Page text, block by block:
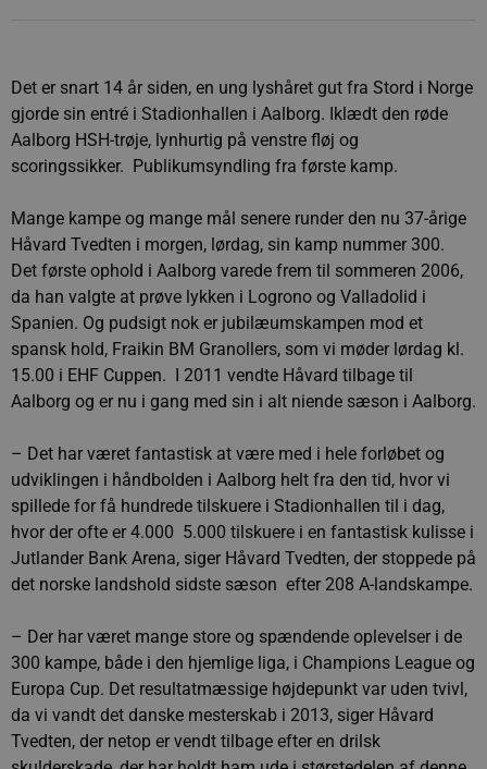
Det er snart 14 år siden, en ung lyshåret gut fra Stord i Norge
gjorde sin entré i Stadionhallen i Aalborg. Iklædt den røde
Aalborg HSH-trøje, lynhurtig på venstre fløj og
scoringssikker. Publikumsyndling fra første kamp.
Mange kampe og mange mål senere runder den nu 37-årige
Håvard Tvedten i morgen, lørdag, sin kamp nummer 300.
Det første ophold i Aalborg varede frem til sommeren 2006,
da han valgte at prøve lykken i Logrono og Valladolid i
Spanien. Og pudsigt nok er jubilæumskampen mod et
spansk hold, Fraikin BM Granollers, som vi møder lørdag kl.
15.00 i EHF Cuppen. I 2011 vendte Håvard tilbage til
Aalborg og er nu i gang med sin i alt niende sæson i Aalborg.
– Det har været fantastisk at være med i hele forløbet og
udviklingen i håndbolden i Aalborg helt fra den tid, hvor vi
spillede for få hundrede tilskuere i Stadionhallen til i dag,
hvor der ofte er 4.000  5.000 tilskuere i en fantastisk kulisse i
Jutlander Bank Arena, siger Håvard Tvedten, der stoppede på
det norske landshold sidste sæson  efter 208 A-landskampe.
– Der har været mange store og spændende oplevelser i de
300 kampe, både i den hjemlige liga, i Champions League og
Europa Cup. Det resultatmæssige højdepunkt var uden tvivl,
da vi vandt det danske mesterskab i 2013, siger Håvard
Tvedten, der netop er vendt tilbage efter en drilsk